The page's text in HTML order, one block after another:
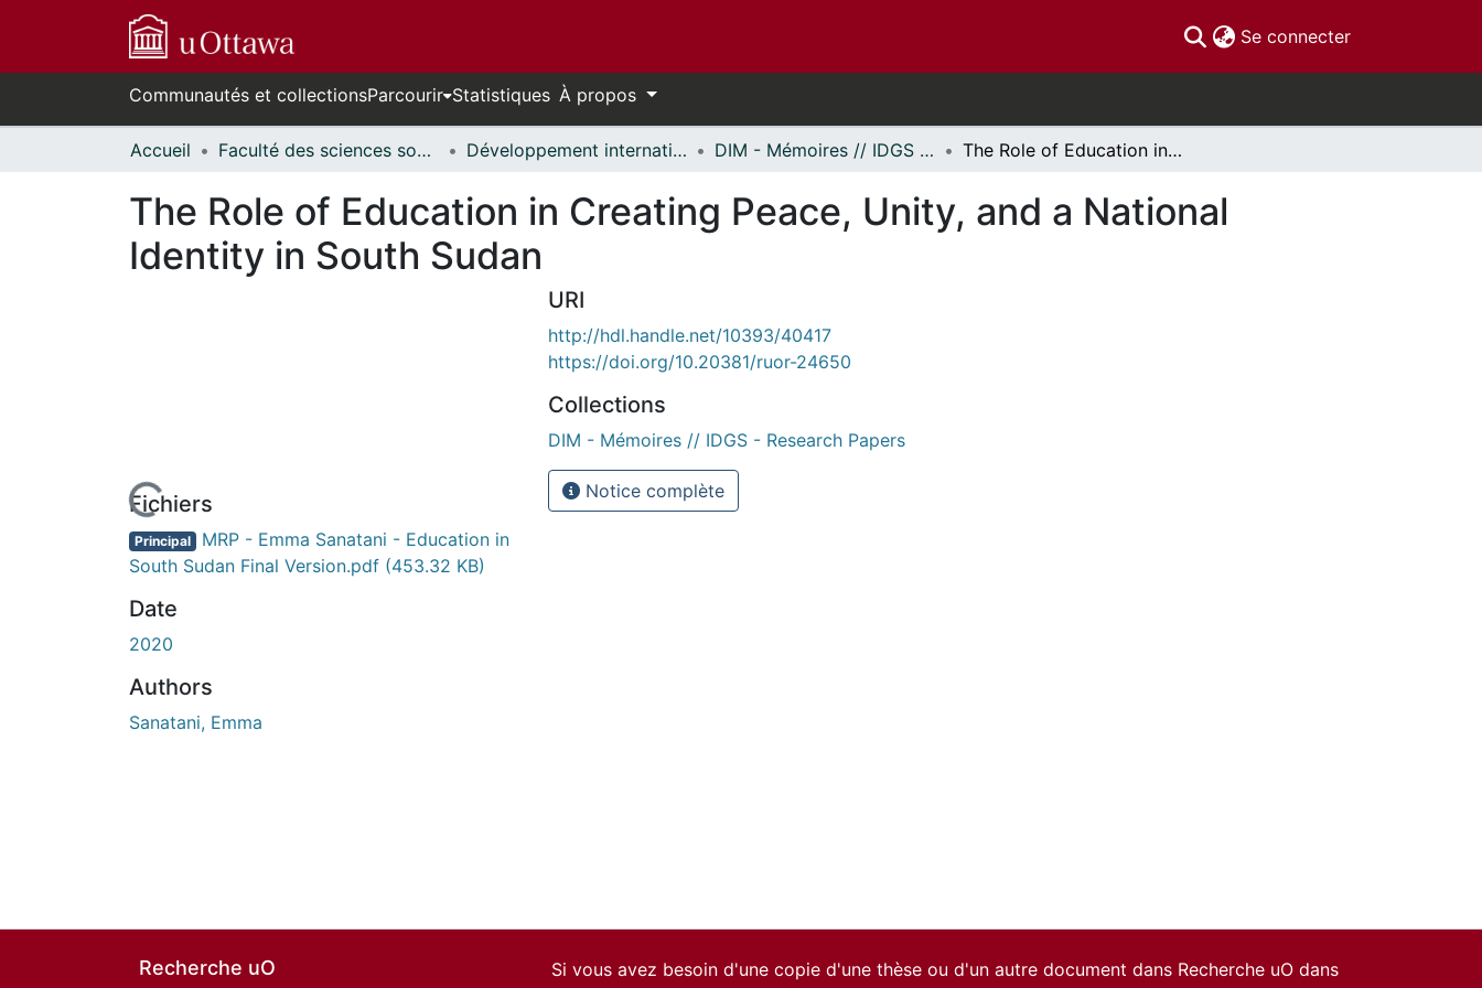
Se connecter(current)
Communautés et collectionsParcourir Statistiques À propos
Accueil Faculté des sciences sociales // Faculty of Social Sciences Développement international et mondialisation // International Development and Global Studies DIM - Mémoires // IDGS - Research Papers The Role of Education in Creating Peace, Unity, and a National Identity in South Sudan
The Role of Education in Creating Peace, Unity, and a National
Identity in South Sudan
En cours de chargement...
Fichiers
Principal MRP - Emma Sanatani - Education in
South Sudan Final Version.pdf (453.32 KB)
Date
2020
Authors
Sanatani, Emma
URI
http://hdl.handle.net/10393/40417
https://doi.org/10.20381/ruor-24650
Collections
DIM - Mémoires // IDGS - Research Papers
Notice complète
Recherche uO
Si vous avez besoin d'une copie d'une thèse ou d'un autre document dans Recherche uO dans